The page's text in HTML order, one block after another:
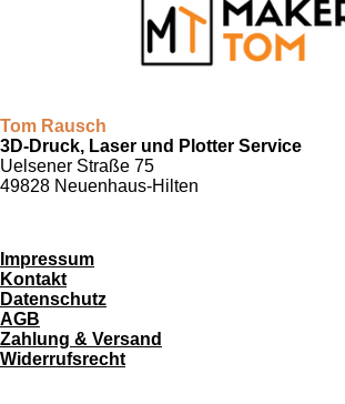
Tom Rausch
3D-Druck, Laser und Plotter Service
Uelsener Straße 75
49828 Neuenhaus-Hilten
Impressum
Kontakt
Datenschutz
AGB
Zahlung & Versand
Widerrufsrecht